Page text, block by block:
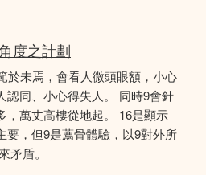
度之計劃
於未焉，會看人微頭眼額，小心
認同、小心得失人。 同時9會針
，萬丈高樓從地起。 16是顯示
要，但9是薦骨體驗，以9對外所
矛盾。